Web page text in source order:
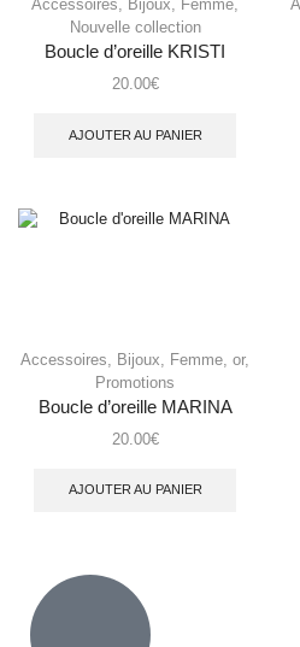
Accessoires, Bijoux, Femme,
Nouvelle collection
Boucle d’oreille KRISTI
20.00€
AJOUTER AU PANIER
Accessoires Bijoux Femme or,
Promotions
Boucle d’oreille MARINA
20.00€
AJOUTER AU PANIER